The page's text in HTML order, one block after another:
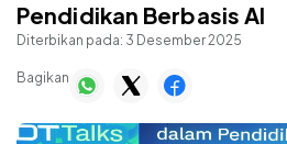
Pendidikan Berbasis AI
Diterbikan pada: 3 Desember 2025
Bagikan